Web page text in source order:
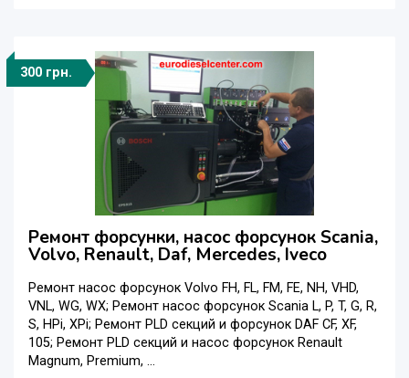
300 грн.
Ремонт форсунки, насос форсунок Scania,
Volvo, Renault, Daf, Mercedes, Iveco
Ремонт насос форсунок Volvo FH, FL, FM, FE, NH, VHD,
VNL, WG, WX; Ремонт насос форсунок Scania L, P, T, G, R,
S, HPi, XPi; Ремонт PLD секций и форсунок DAF CF, XF,
105; Ремонт PLD секций и насос форсунок Renault
Magnum, Premium, ...